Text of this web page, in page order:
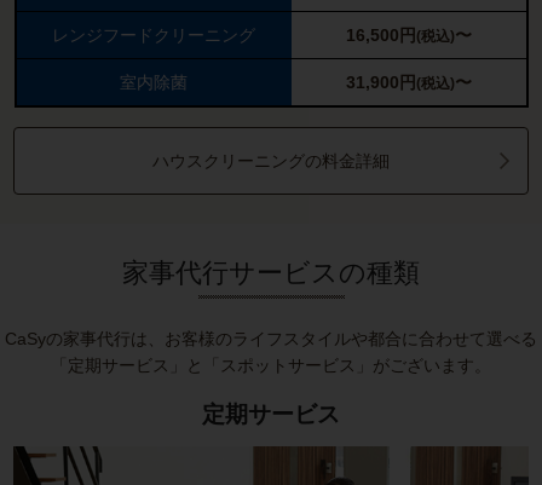
レンジフードクリーニング 16,500 円 (税込)〜
室内除菌 31,900 円 (税込)〜
ハウスクリーニングの料金詳細
家事代行サービスの種類
CaSyの家事代行は、お客様のライフスタイルや都合に合わせて選べる
「定期サービス」と「スポットサービス」がございます。
定期サービス